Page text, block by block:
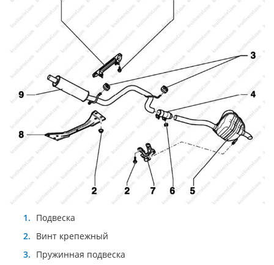
Подвеска
Винт крепежный
Пружинная подвеска